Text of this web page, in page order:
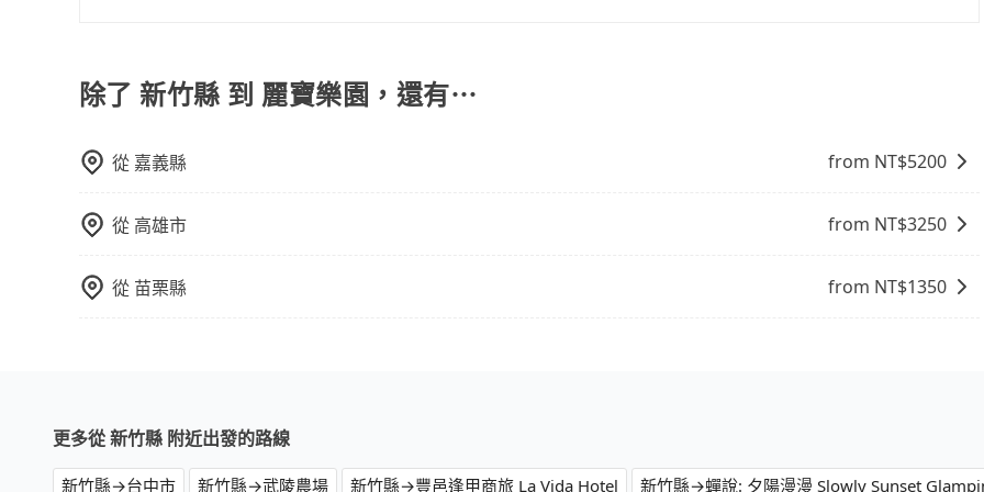
除了 新竹縣 到 麗寶樂園，還有⋯
從 嘉義縣 from NT$5200
從 高雄市 from NT$3250
從 苗栗縣 from NT$1350
更多從 新竹縣 附近出發的路線
新竹縣→台中市 新竹縣→武陵農場 新竹縣→豐邑逢甲商旅 La Vida Hotel 新竹縣→蟬說: 夕陽漫漫 Slowly Sunset